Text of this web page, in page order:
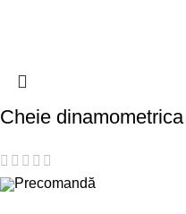
Cheie
Precomandă